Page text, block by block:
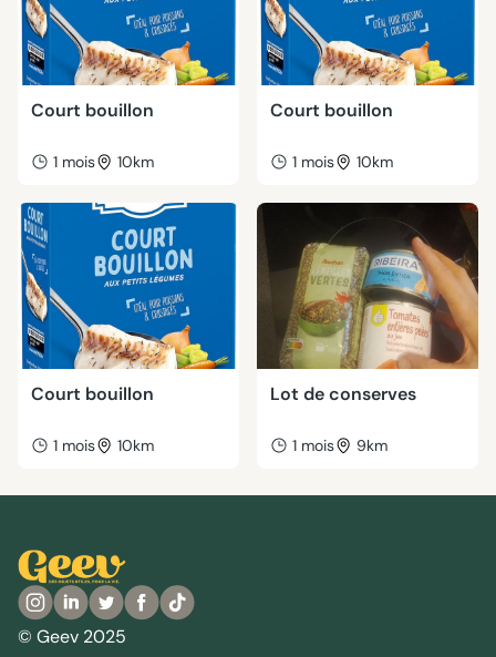
Court bouillon
1 mois 10km
Court bouillon
1 mois 10km
Court bouillon
1 mois 10km
Lot de conserves
1 mois 9km
© Geev 2025